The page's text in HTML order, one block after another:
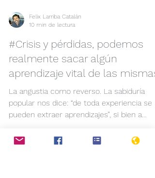
Felix Larriba Catalán